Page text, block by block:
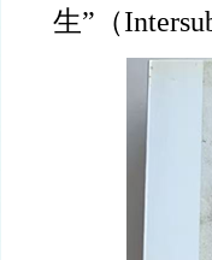
生”（